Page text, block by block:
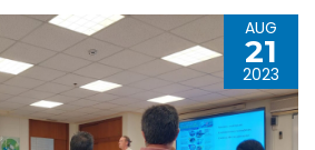
AUG
21
2023